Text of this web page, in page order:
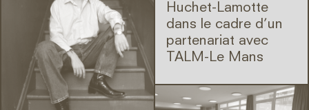
Huchet-Lamotte
dans le cadre d’un
partenariat avec
TALM-Le Mans